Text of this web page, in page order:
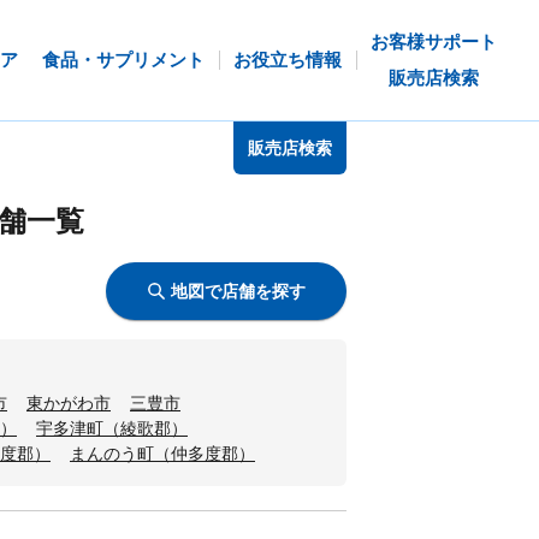
食品・サプリメント お役立ち情報
お客様サポート
販売店検索
販売店検索
一覧
地図で店舗を探す
東かがわ市
三豊市
宇多津町（綾歌郡）
郡） まんのう町（仲多度郡）